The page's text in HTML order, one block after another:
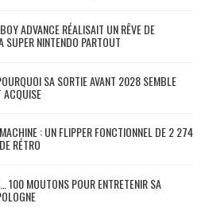
ADVANCE RÉALISAIT UN RÊVE DE
SUPER NINTENDO PARTOUT
SA SORTIE AVANT 2028 SEMBLE
ACQUISE
: UN FLIPPER FONCTIONNEL DE 2 274
RÉTRO
100 MOUTONS POUR ENTRETENIR SA